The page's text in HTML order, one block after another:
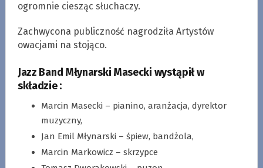
ogromnie ciesząc słuchaczy.
Zachwycona publiczność nagrodziła Artystów
owacjami na stojąco.
Jazz Band Młynarski Masecki wystąpił w
składzie :
Marcin Masecki – pianino, aranżacja, dyrektor
muzyczny,
Jan Emil Młynarski – śpiew, bandżola,
Marcin Markowicz – skrzypce